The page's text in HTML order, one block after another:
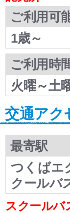
ご利用可
1歳～
ご利用時
火曜～土
交通アク
最寄駅
つくばエ
クールバ
スクールバ